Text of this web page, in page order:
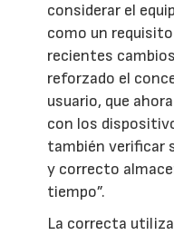
considerar el
como un
recientes
reforzado el
usuario, que
con los
también verificar
y correcto
tiempo”.
La correcta